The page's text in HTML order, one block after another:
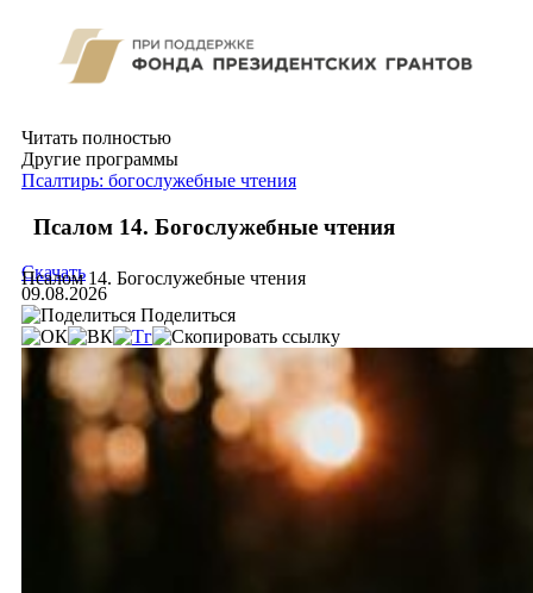
Читать полностью
Другие программы
Псалтирь: богослужебные чтения
Псалом 14. Богослужебные чтения
Псалом 14. Богослужебные чтения
Скачать
09.08.2026
Поделиться